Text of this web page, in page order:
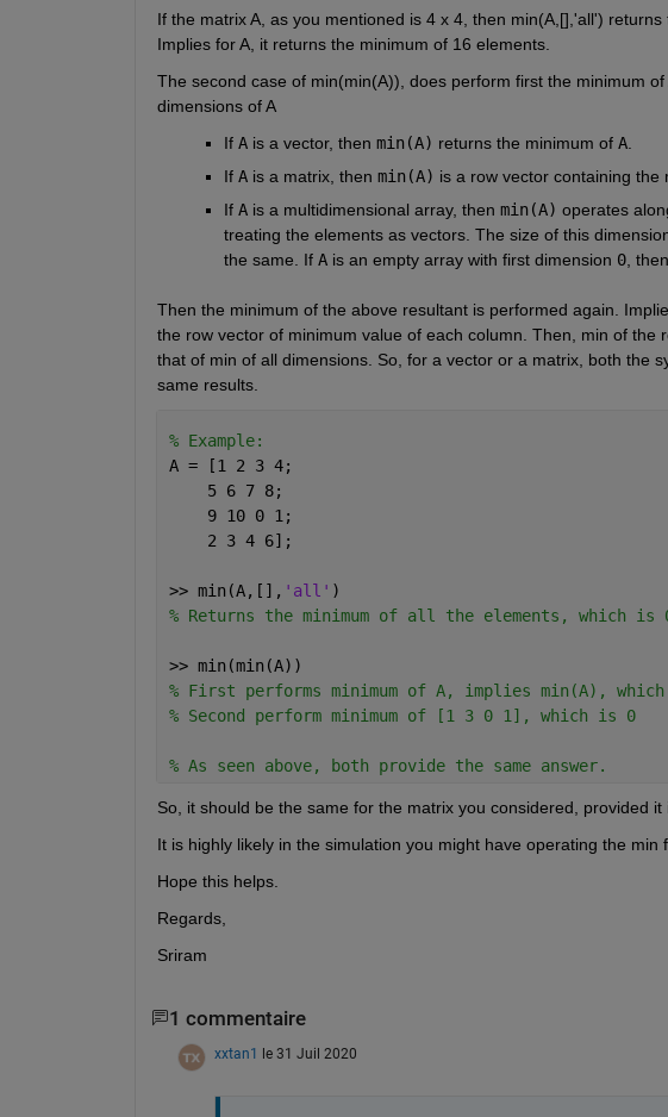
If the matrix A, as you mentioned is 4 x 4, then min(A,[],'all')
Implies for A, it returns the minimum of 16 elements.
The second case of min(min(A)), does perform first the minimum
dimensions of A
If A is a vector, then min(A) returns the minimum of A.
If A is a matrix, then min(A) is a row vector containing the
If A is a multidimensional array, then min(A) operates
treating the elements as vectors. The size of this
the same. If A is an empty array with first dimension 0, then
Then the minimum of the above resultant is performed again.
the row vector of minimum value of each column. Then, min of the
that of min of all dimensions. So, for a vector or a matrix, both the
same results.
% Example:
A = [1 2 3 4;
    5 6 7 8;
    9 10 0 1;
    2 3 4 6];
>> min(A,[], 'all' )
% Returns the minimum of all the elements, which is
>> min(min(A))
% First performs minimum of A, implies min(A),
% Second perform minimum of [1 3 0 1], which is 0
% As seen above, both provide the same answer.
So, it should be the same for the matrix you considered, provided it
It is highly likely in the simulation you might have operating the
Hope this helps.
Regards,
Sriram
1 commentaire
xxtan1 le 31 Juil 2020